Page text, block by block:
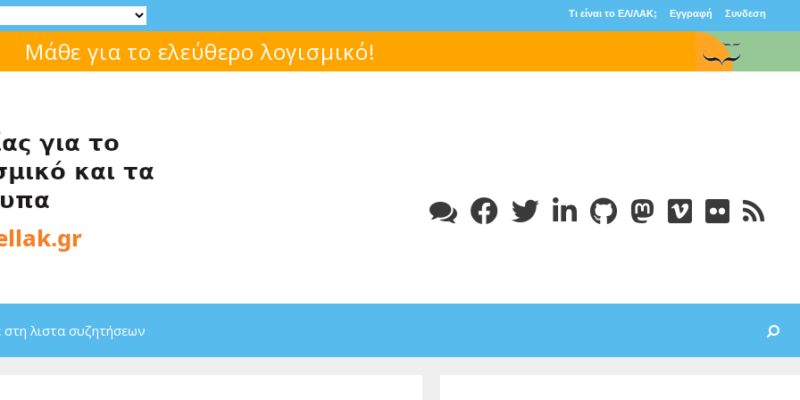
Τι είναι το ΕΛ/ΛΑΚ; Εγγραφή Συνδεση
Μάθε για το ελεύθερο λογισμικό!
στη λιστα συζητήσεων Search